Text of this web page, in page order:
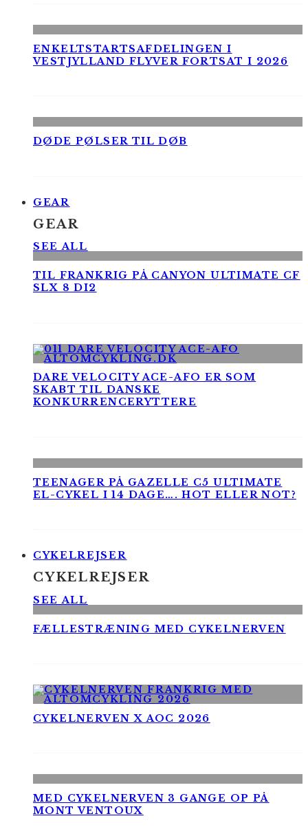
ENKELTSTARTSAFDELINGEN I
VESTJYLLAND FLYVER FORTSAT I 2026
DØDE PØLSER TIL DØB
GEAR
GEAR
SEE ALL
TIL FRANKRIG PÅ CANYON ULTIMATE CF
SLX 8 DI2
DARE VELOCITY ACE-AFO ER SOM
SKABT TIL DANSKE
KONKURRENCERYTTERE
TEENAGER PÅ GAZELLE C5 ULTIMATE
EL-CYKEL I 14 DAGE…. HOT ELLER NOT?
CYKELREJSER
CYKELREJSER
SEE ALL
FÆLLESTRÆNING MED CYKELNERVEN
CYKELNERVEN X AOC 2026
MED CYKELNERVEN 3 GANGE OP PÅ
MONT VENTOUX